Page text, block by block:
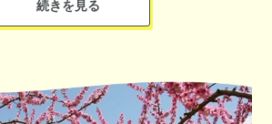
湖ツーリズムビューロー
、ホテルなどで共同運営。イベント来場者
ッカー、 うちわ、クリアファイルを配布